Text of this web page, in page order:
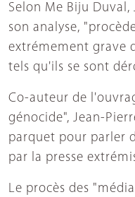
Selon Me Biju
son analyse,
extrémement grave
tels qu'ils se sont
Co-auteur de
génocide", Jean-
parquet pour parler
par la presse
Le procès des